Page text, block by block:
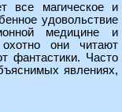
все магическое и
удовольствие
медицине и
они читают
фантастики. Часто
явлениях,